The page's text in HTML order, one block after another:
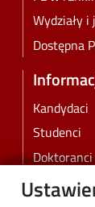
Wydziały
Dostępna
Kandydaci
Studenci
Doktoranci
Pracownicy